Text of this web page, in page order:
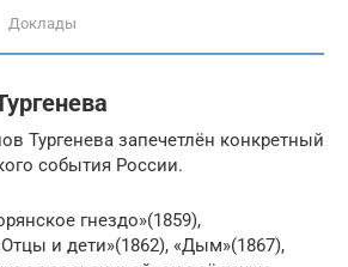
Доклады
Тургенева запечетлён конкретный
события России.
гнездо»(1859),
и дети»(1862), «Дым»(1867),